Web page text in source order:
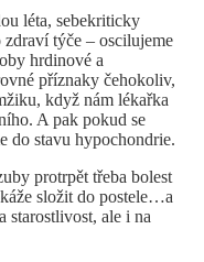
léta, sebekriticky
týče – oscilujeme
hrdinové a
příznaky čehokoliv,
když nám lékařka
A pak pokud se
do stavu hypochondrie.
protrpět třeba bolest
složit do postele…a
starostlivost, ale i na